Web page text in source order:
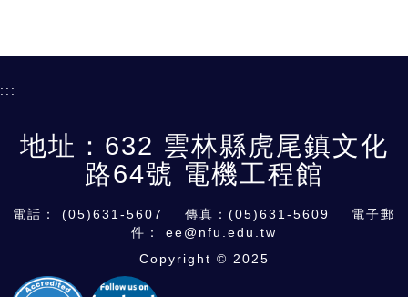
:::
地址：632 雲林縣虎尾鎮文化
路64號 電機工程館
電話： (05)631-5607
傳真：(05)631-5609 電子郵
件： ee@nfu.edu.tw
Copyright © 2025